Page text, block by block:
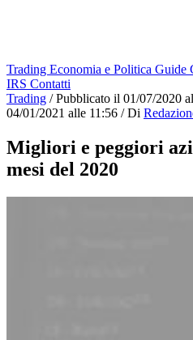
Trading Economia e Politica Guide
IRS Contatti
Trading / Pubblicato il 01/07/2020
04/01/2021 alle 11:56 / Di
Migliori e peggiori
mesi del 2020